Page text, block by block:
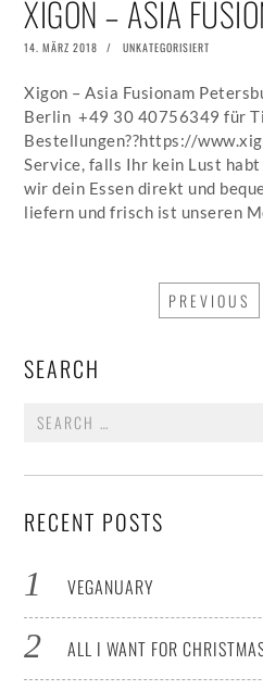
XIGON – ASIA
POSTED
14. MÄRZ 2018 5.
UNKATEGORISIERT
Xigon – Asia Fusionam
Berlin +49 30 40756349 für
Bestellungen??https://
Service, falls Ihr kein Lust
wir dein Essen direkt und
liefern und frisch ist unseren
PREVIOUS
SEARCH
Search
RECENT POSTS
VEGANUARY
ALL I WANT FOR